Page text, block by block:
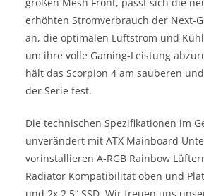
großen Mesh Front, passt sich die
erhöhten Stromverbrauch der Next-
an, die optimalen Luftstrom und
um ihre volle Gaming-Leistung
hält das Scorpion 4 am sauberen
der Serie fest.
Die technischen Spezifikationen im
unverändert mit ATX Mainboard
vorinstallieren A-RGB Rainbow
Radiator Kompatibilität oben und